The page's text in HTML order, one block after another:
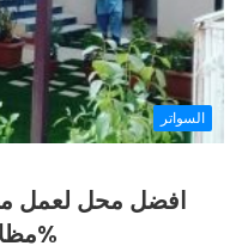
السواتر
افضل محل لعمل
مظلات وسواتر جديدة بخصم 35%